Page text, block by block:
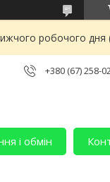
робочого дня
+380 (67) 258-
і обмін